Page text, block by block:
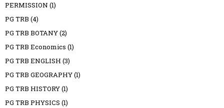
PERMISSION (1)
PG TRB (4)
PG TRB BOTANY(2)
PG TRB Economics (1)
PG TRB ENGLISH (3)
PG TRB GEOGRAPHY(1)
PG TRB HISTORY(1)
PG TRB PHYSICS (1)